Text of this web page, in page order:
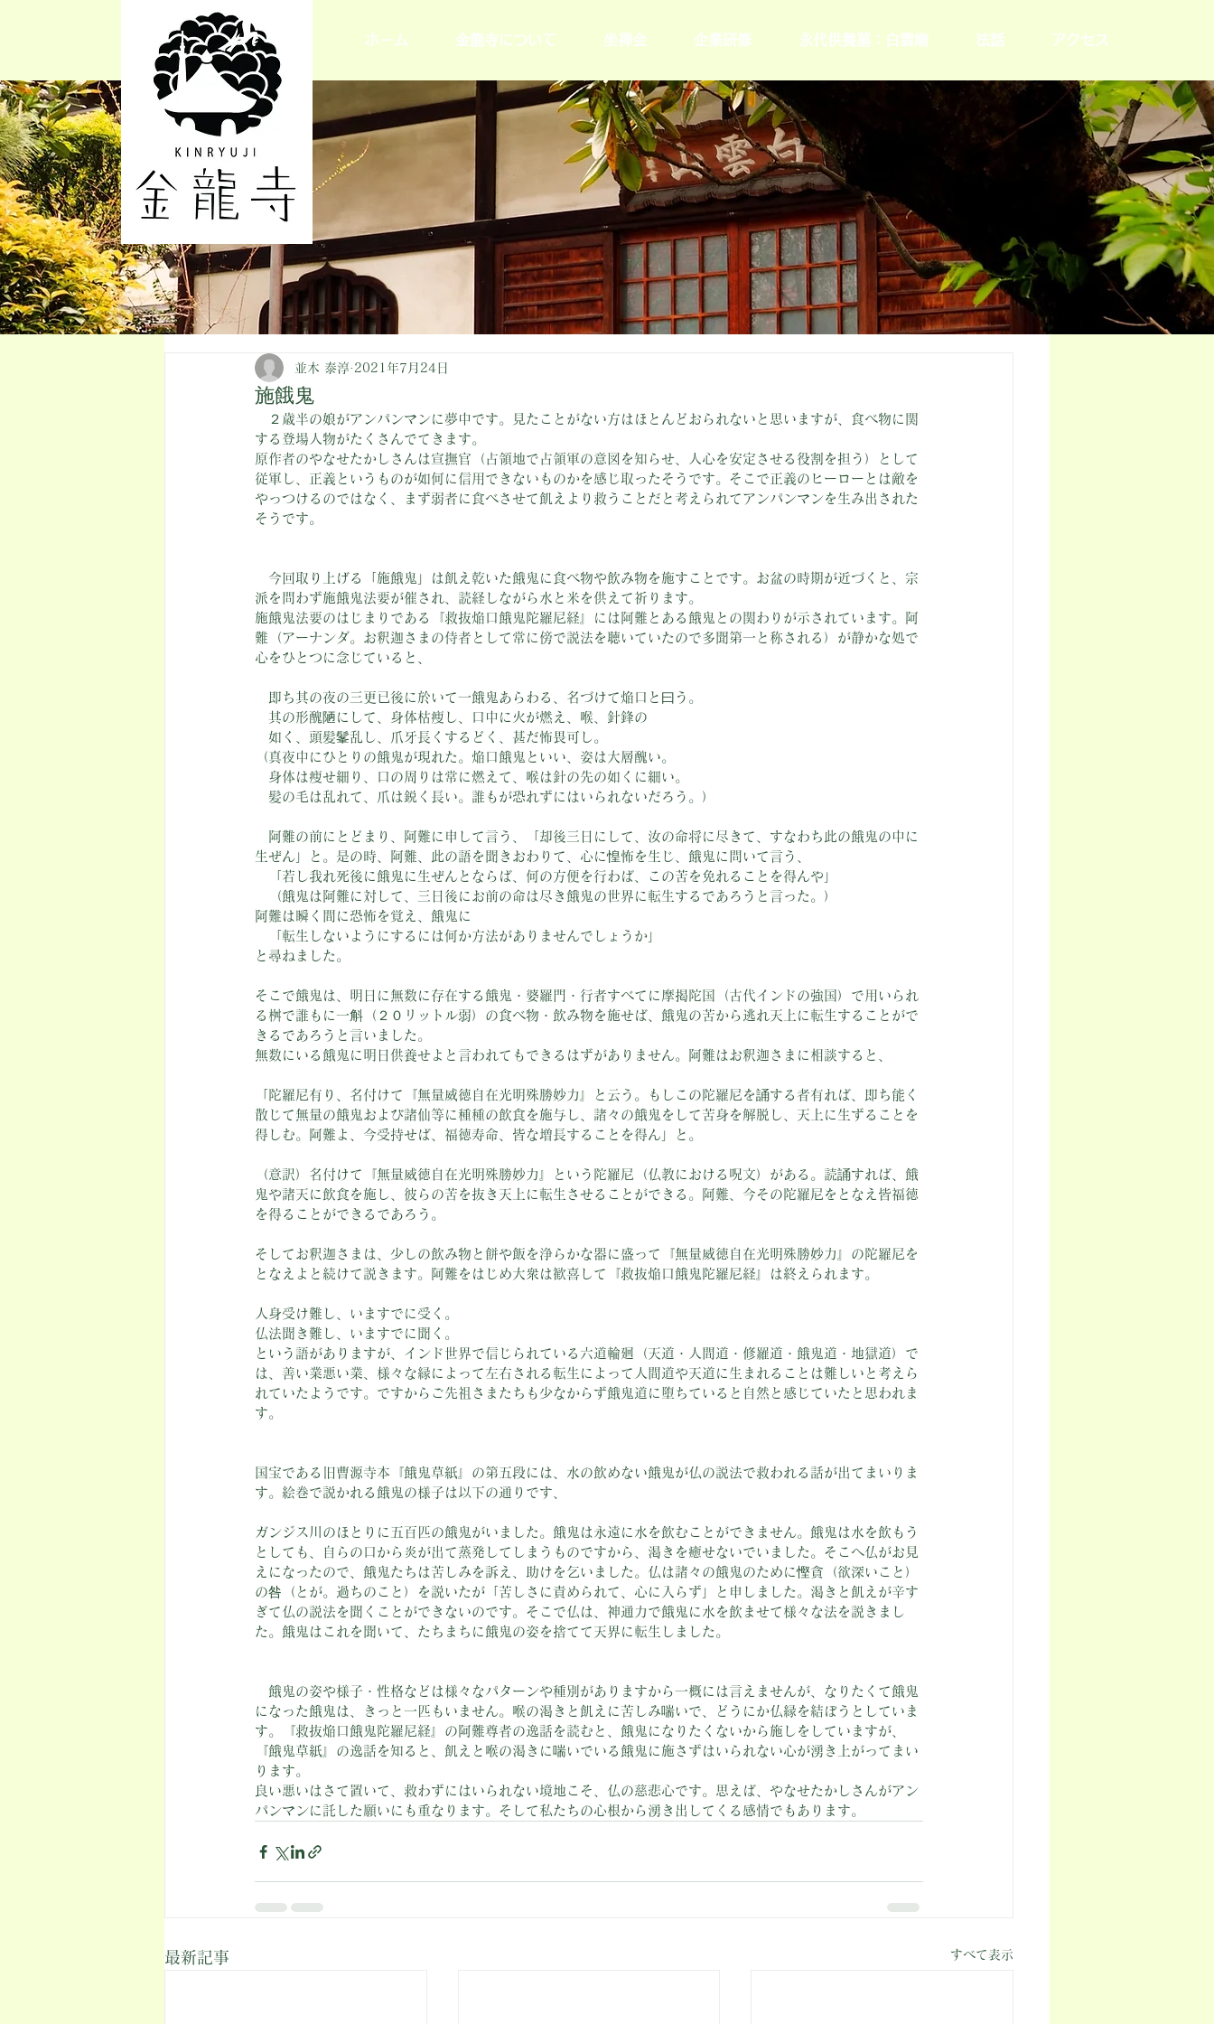
ホーム 金龍寺について 坐禅会 企業研修 永代供養墓：白雲廟 法話 アクセス
施餓鬼
並木 泰淳 2021年7月24日
２歳半の娘がアンパンマンに夢中です。見たことがない方はほとんどおられないと思いますが、食べ物に関
する登場人物がたくさんでてきます。
原作者のやなせたかしさんは宣撫官（占領地で占領軍の意図を知らせ、人心を安定させる役割を担う）として
従軍し、正義というものが如何に信用できないものかを感じ取ったそうです。そこで正義のヒーローとは敵を
やっつけるのではなく、まず弱者に食べさせて飢えより救うことだと考えられてアンパンマンを生み出された
そうです。
今回取り上げる「施餓鬼」は飢え乾いた餓鬼に食べ物や飲み物を施すことです。お盆の時期が近づくと、宗
派を問わず施餓鬼法要が催され、読経しながら水と米を供えて祈ります。
施餓鬼法要のはじまりである『救抜焔口餓鬼陀羅尼経』には阿難とある餓鬼との関わりが示されています。阿
難（アーナンダ。お釈迦さまの侍者として常に傍で説法を聴いていたので多聞第一と称される）が静かな処で
心をひとつに念じていると、
即ち其の夜の三更已後に於いて一餓鬼あらわる、名づけて焔口と曰う。
其の形醜陋にして、身体枯痩し、口中に火が燃え、喉、針鋒の
如く、頭髪髼乱し、爪牙長くするどく、甚だ怖畏可し。
（真夜中にひとりの餓鬼が現れた。焔口餓鬼といい、姿は大層醜い。
身体は痩せ細り、口の周りは常に燃えて、喉は針の先の如くに細い。
髪の毛は乱れて、爪は鋭く長い。誰もが恐れずにはいられないだろう。）
阿難の前にとどまり、阿難に申して言う、「却後三日にして、汝の命将に尽きて、すなわち此の餓鬼の中に
生ぜん」と。是の時、阿難、此の語を聞きおわりて、心に惶怖を生じ、餓鬼に問いて言う、
「若し我れ死後に餓鬼に生ぜんとならば、何の方便を行わば、この苦を免れることを得んや」
（餓鬼は阿難に対して、三日後にお前の命は尽き餓鬼の世界に転生するであろうと言った。）
阿難は瞬く間に恐怖を覚え、餓鬼に
「転生しないようにするには何か方法がありませんでしょうか」
と尋ねました。
そこで餓鬼は、明日に無数に存在する餓鬼・婆羅門・行者すべてに摩掲陀国（古代インドの強国）で用いられ
る桝で誰もに一斛（２０リットル弱）の食べ物・飲み物を施せば、餓鬼の苦から逃れ天上に転生することがで
きるであろうと言いました。
無数にいる餓鬼に明日供養せよと言われてもできるはずがありません。阿難はお釈迦さまに相談すると、
「陀羅尼有り、名付けて『無量威徳自在光明殊勝妙力』と云う。もしこの陀羅尼を誦する者有れば、即ち能く
散じて無量の餓鬼および諸仙等に種種の飲食を施与し、諸々の餓鬼をして苦身を解脱し、天上に生ずることを
得しむ。阿難よ、今受持せば、福徳寿命、皆な増長することを得ん」と。
（意訳）名付けて『無量威徳自在光明殊勝妙力』という陀羅尼（仏教における呪文）がある。読誦すれば、餓
鬼や諸天に飲食を施し、彼らの苦を抜き天上に転生させることができる。阿難、今その陀羅尼をとなえ皆福徳
を得ることができるであろう。
そしてお釈迦さまは、少しの飲み物と餅や飯を浄らかな器に盛って『無量威徳自在光明殊勝妙力』の陀羅尼を
となえよと続けて説きます。阿難をはじめ大衆は歓喜して『救抜焔口餓鬼陀羅尼経』は終えられます。
人身受け難し、いますでに受く。
仏法聞き難し、いますでに聞く。
という語がありますが、インド世界で信じられている六道輪廻（天道・人間道・修羅道・餓鬼道・地獄道）で
は、善い業悪い業、様々な縁によって左右される転生によって人間道や天道に生まれることは難しいと考えら
れていたようです。ですからご先祖さまたちも少なからず餓鬼道に堕ちていると自然と感じていたと思われま
す。
国宝である旧曹源寺本『餓鬼草紙』の第五段には、水の飲めない餓鬼が仏の説法で救われる話が出てまいりま
す。絵巻で説かれる餓鬼の様子は以下の通りです、
ガンジス川のほとりに五百匹の餓鬼がいました。餓鬼は永遠に水を飲むことができません。餓鬼は水を飲もう
としても、自らの口から炎が出て蒸発してしまうものですから、渇きを癒せないでいました。そこへ仏がお見
えになったので、餓鬼たちは苦しみを訴え、助けを乞いました。仏は諸々の餓鬼のために慳貪（欲深いこと）
の咎（とが。過ちのこと）を説いたが「苦しさに責められて、心に入らず」と申しました。渇きと飢えが辛す
ぎて仏の説法を聞くことができないのです。そこで仏は、神通力で餓鬼に水を飲ませて様々な法を説きまし
た。餓鬼はこれを聞いて、たちまちに餓鬼の姿を捨てて天界に転生しました。
餓鬼の姿や様子・性格などは様々なパターンや種別がありますから一概には言えませんが、なりたくて餓鬼
になった餓鬼は、きっと一匹もいません。喉の渇きと飢えに苦しみ喘いで、どうにか仏縁を結ぼうとしていま
す。『救抜焔口餓鬼陀羅尼経』の阿難尊者の逸話を読むと、餓鬼になりたくないから施しをしていますが、
『餓鬼草紙』の逸話を知ると、飢えと喉の渇きに喘いでいる餓鬼に施さずはいられない心が湧き上がってまい
ります。
良い悪いはさて置いて、救わずにはいられない境地こそ、仏の慈悲心です。思えば、やなせたかしさんがアン
パンマンに託した願いにも重なります。そして私たちの心根から湧き出してくる感情でもあります。
最新記事 すべて表示